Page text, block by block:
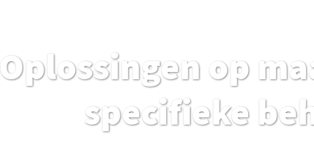
Oplossingen op
specifieke